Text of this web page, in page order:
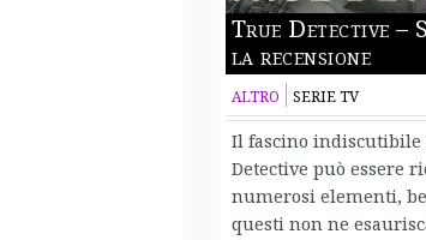
True Detective –
la recensione
ALTRO SERIE TV
Il fascino indiscutibile
Detective può essere
numerosi elementi,
questi non ne